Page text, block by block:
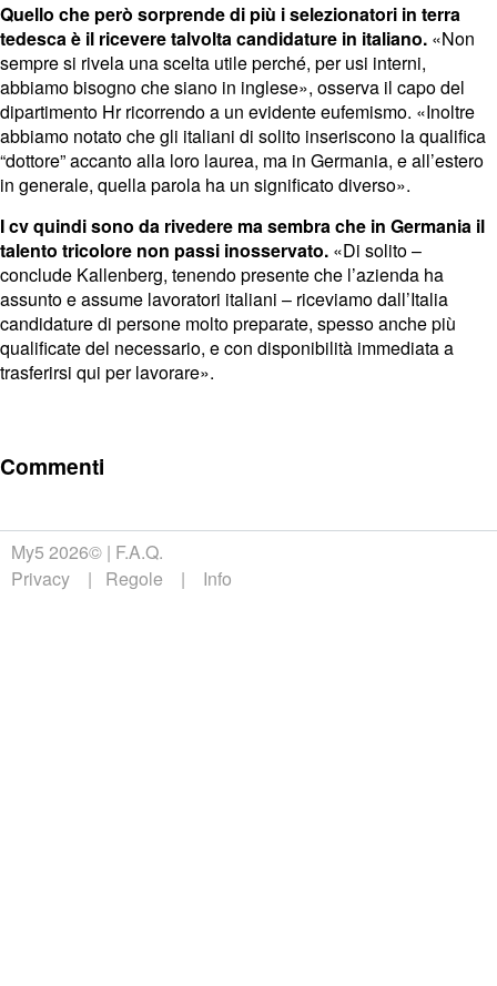
Quello che però sorprende di più i selezionatori in terra
tedesca è il ricevere talvolta candidature in italiano. «Non
sempre si rivela una scelta utile perché, per usi interni,
abbiamo bisogno che siano in inglese», osserva il capo del
dipartimento Hr ricorrendo a un evidente eufemismo. «Inoltre
abbiamo notato che gli italiani di solito inseriscono la qualifica
“dottore” accanto alla loro laurea, ma in Germania, e all’estero
in generale, quella parola ha un significato diverso».
I cv quindi sono da rivedere ma sembra che in Germania il
talento tricolore non passi inosservato. «Di solito –
conclude Kallenberg, tenendo presente che l’azienda ha
assunto e assume lavoratori italiani – riceviamo dall’Italia
candidature di persone molto preparate, spesso anche più
qualificate del necessario, e con disponibilità immediata a
trasferirsi qui per lavorare».
Commenti
My5 2026© F.A.Q.
Privacy
Regole Info